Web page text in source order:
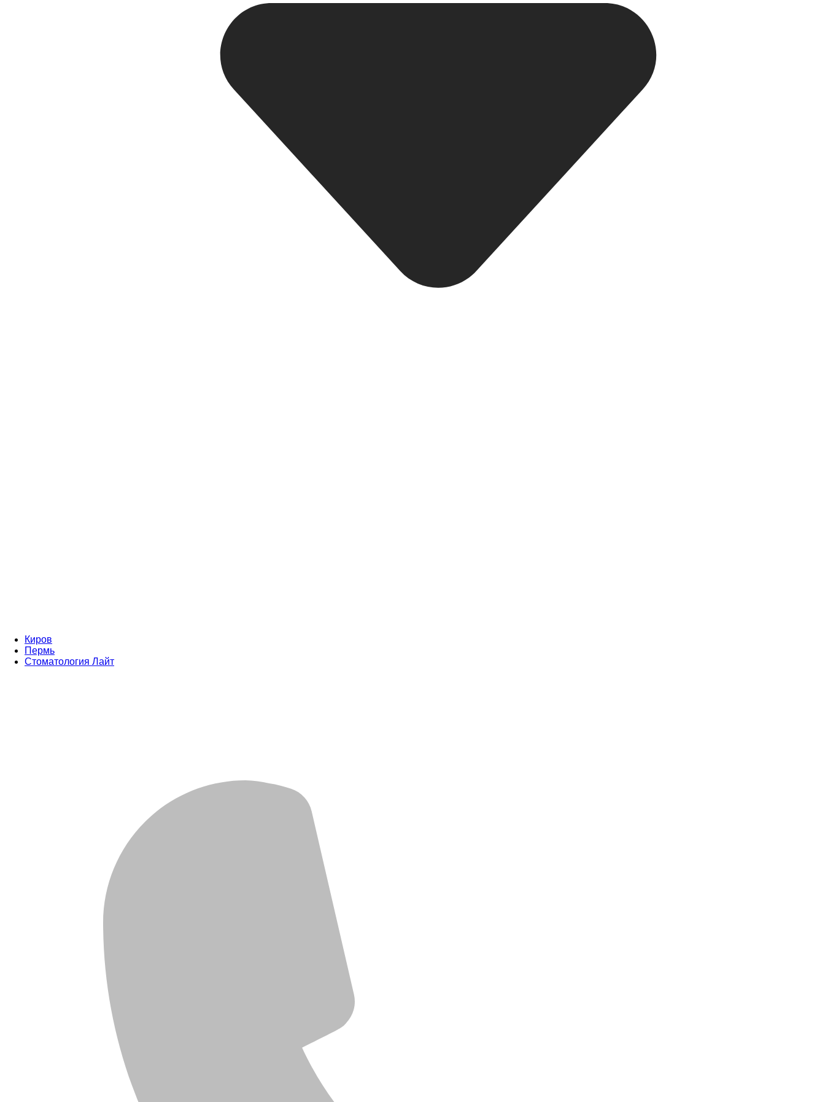
Киров
Пермь
Стоматология Лайт